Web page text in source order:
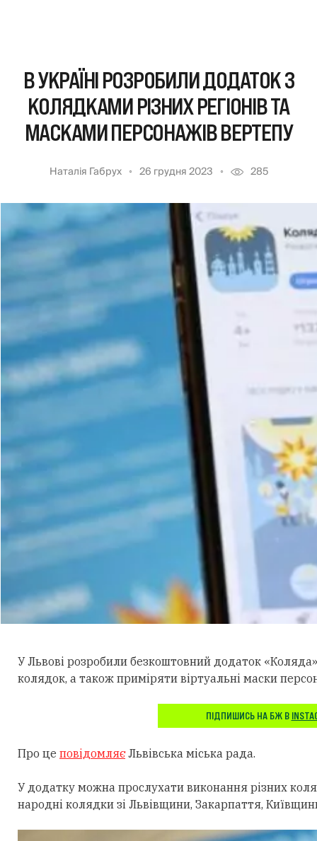
В УКРАЇНІ РОЗРОБИЛИ ДОДАТОК З
КОЛЯДКАМИ РІЗНИХ РЕГІОНІВ ТА
МАСКАМИ ПЕРСОНАЖІВ ВЕРТЕПУ
Наталія Габрух 26 грудня 2023 285
У Львові розробили безкоштовний додаток
колядок, а також приміряти віртуальні маски
ПІДПИШИСЬ НА БЖ В
Про це повідомляєЛьвівська міська рада.
У додатку можна прослухати виконання різних
народні колядки зі Львівщини, Закарпаття,